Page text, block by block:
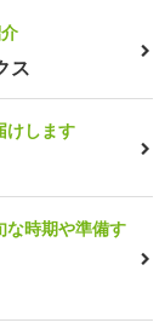
ス
けします
な時期や準備す